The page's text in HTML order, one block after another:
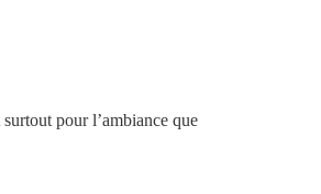
pour l’ambiance que